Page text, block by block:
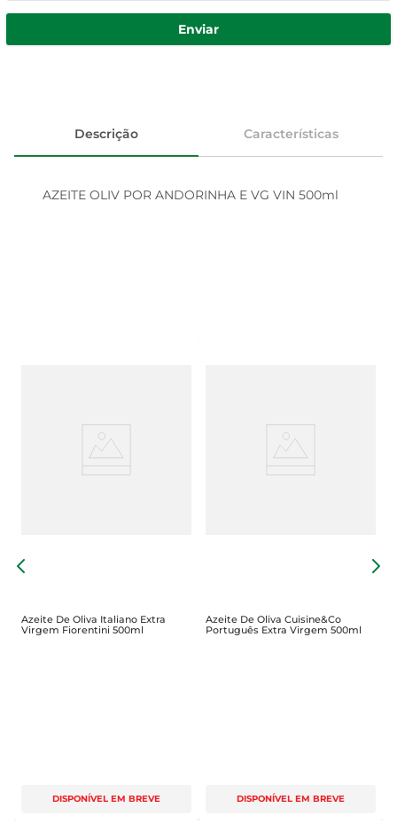
Enviar
Descrição Características
AZEITE OLIV POR ANDORINHA E VG VIN 500ml
Azeite De Oliva Italiano Extra
Virgem Fiorentini 500ml
DISPONÍVEL EM BREVE
Azeite De Oliva Cuisine&Co
Português Extra Virgem 500ml
DISPONÍVEL EM BREVE